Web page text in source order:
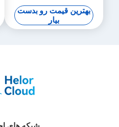
کامپیوتر صنعتی اینتل J6412
مینی
بهترین قیمت رو بدست
بیار